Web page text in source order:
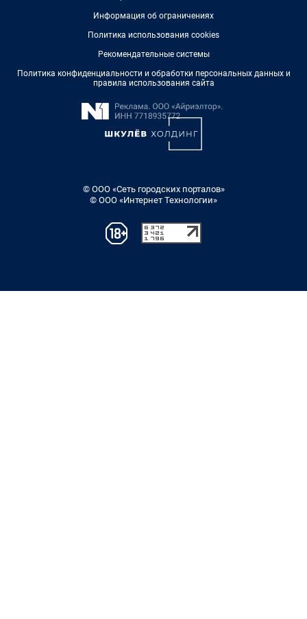
Информация об ограничениях
Политика использования cookies
Рекомендательные системы
Политика конфиденциальности и обработки персональных данных и
правила использования сайта
© ООО «Сеть городских порталов»
© ООО «Интернет Технологии»